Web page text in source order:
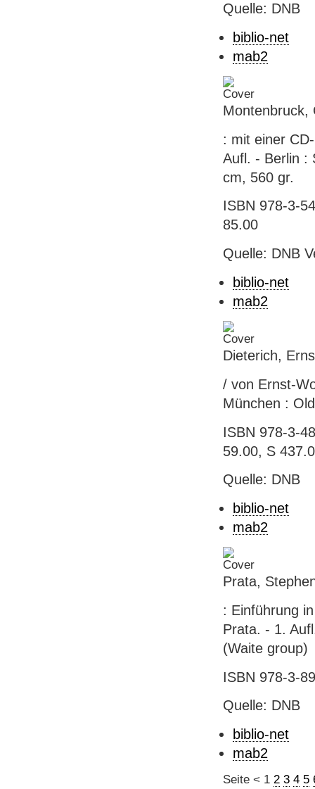
Quelle: DNB
biblio-net
mab2
Montenbruck,
: mit einer
Aufl. - Berlin :
cm, 560 gr.
ISBN 978-3-
85.00
Quelle: DNB
biblio-net
mab2
Dieterich,
/ von Ernst-
München :
ISBN 978-3-
59.00, S
Quelle: DNB
biblio-net
mab2
Prata,
: Einführung
Prata. - 1.
(Waite group)
ISBN 978-3-
Quelle: DNB
biblio-net
mab2
Seite < 1 2 3 4 5